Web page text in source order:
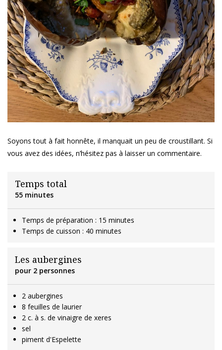
Soyons tout à fait honnête, il manquait un peu de croustillant. Si
vous avez des idées, n’hésitez pas à laisser un commentaire.
Temps total
55 minutes
Temps de préparation : 15 minutes
Temps de cuisson : 40 minutes
Les aubergines
pour 2 personnes
2 aubergines
8 feuilles de laurier
2 c. à s. de vinaigre de xeres
sel
piment d'Espelette